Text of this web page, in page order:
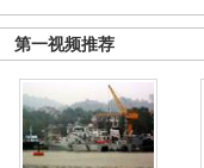
第一视频推荐